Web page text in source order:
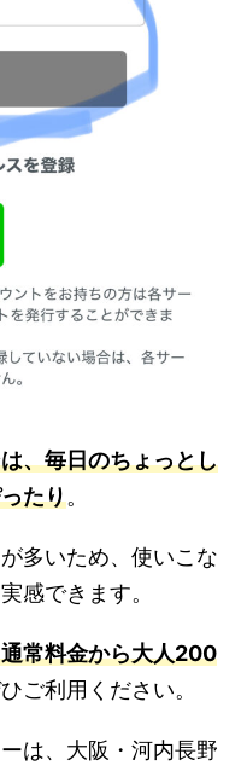
、毎日のちょっとし
たり。
多いため、使いこな
感できます。
常料金から大人200
ご利用ください。
は、大阪・河内長野